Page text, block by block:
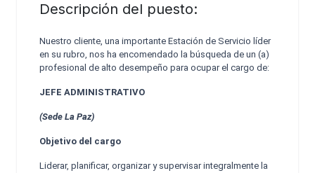
Descripción del puesto:
Nuestro cliente, una importante Estación de Servicio líder
en su rubro, nos ha encomendado la búsqueda de un (a)
profesional de alto desempeño para ocupar el cargo de:
JEFE ADMINISTRATIVO
(Sede La Paz)
Objetivo del cargo
Liderar, planificar, organizar y supervisar integralmente la